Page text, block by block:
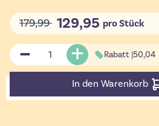
179,99 129,95 pro Stück
Menge Rabatt |50,04
In den Warenkorb